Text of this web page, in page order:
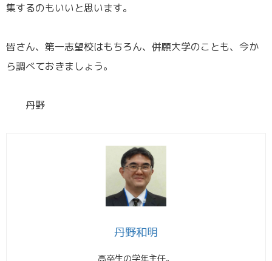
集するのもいいと思います。
皆さん、第一志望校はもちろん、併願大学のことも、今か
ら調べておきましょう。
丹野
丹野和明
高卒生の学年主任。